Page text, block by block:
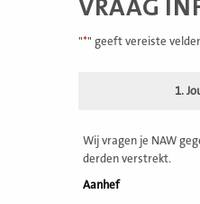
VRAAG
"*" geeft vereiste
1.
Wij vragen je NAW
derden verstrekt.
Aanhef